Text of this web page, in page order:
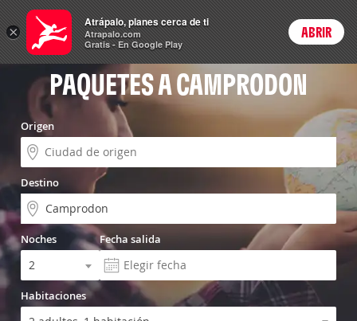
Vuelo+Hotel Login
PAQUETES A CAMPRODON
Origen
Destino
Noches Fecha salida
Habitaciones
×
Atrápalo, planes cerca de ti
Atrapalo.com
Gratis - En Google Play
ABRIR